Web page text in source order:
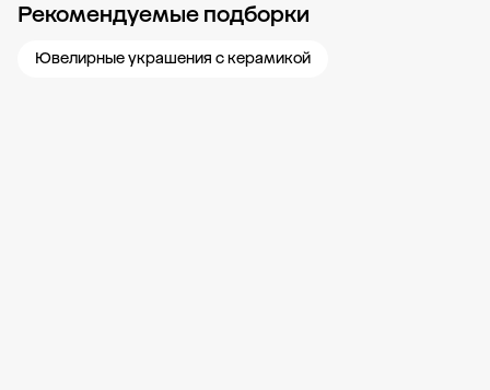
Рекомендуемые подборки
Ювелирные украшения с керамикой
Новости компании Журнал ЗОЛОТОЙ Блог